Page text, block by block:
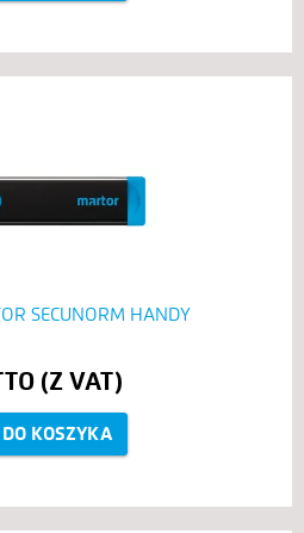
SECUNORM HANDY
DO KOSZYKA